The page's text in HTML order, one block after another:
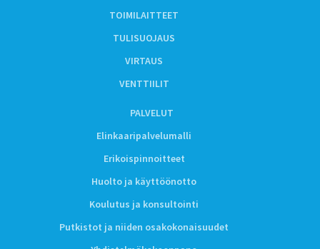
TOIMILAITTEET
TULISUOJAUS
VIRTAUS
VENTTIILIT
PALVELUT
Elinkaaripalvelumalli
Erikoispinnoitteet
Huolto ja käyttöönotto
Koulutus ja konsultointi
Putkistot ja niiden osakokonaisuudet